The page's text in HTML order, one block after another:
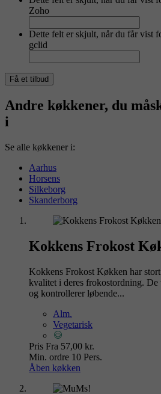
Zoho
Dette felt er skjult, når du får vist
gclid
Andre køkkener, du
i
Se alle køkkener i:
Aarhus
Horsens
Silkeborg
Skanderborg
Kokkens Frokost
Kokkens Frokost Køkken har
kvalitet i deres frokostordning.
og kontrollerer løbende...
Alm.
Vegetarisk
Pris Fra 57,00 kr.
Min. ordre 10 Pers.
Åben køkken